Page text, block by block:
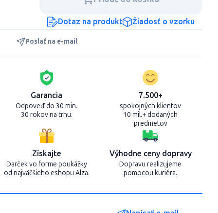
Dotaz na produkt Žiadosť o vzorku
Poslať na e-mail
Garancia
Odpoveď do 30 min.
30 rokov na trhu.
7.500+
spokojných klientov
10 mil.+ dodaných
predmetov
Získajte
Darček vo forme poukážky
od najväčšieho eshopu Alza.
Výhodne ceny dopravy
Dopravu realizujeme
pomocou kuriéra.